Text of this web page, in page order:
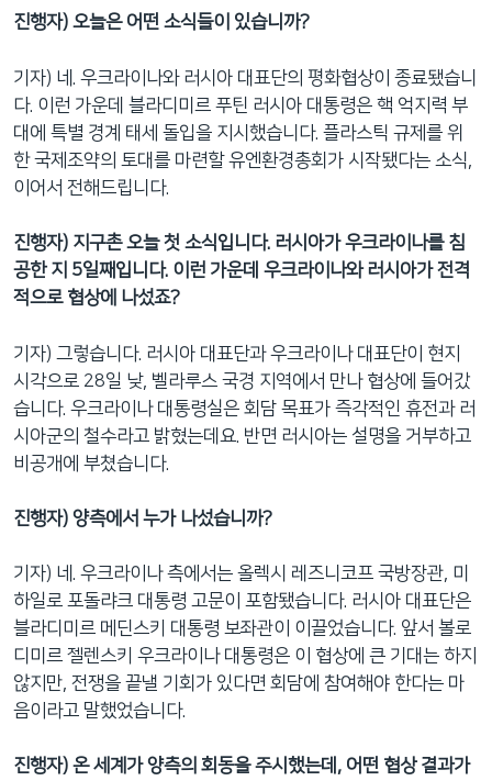
검
으
로
이
등
진행자) 오늘은 어떤 소식들이 있습니까?
기자) 네. 우크라이나와 러시아 대표단의 평화협상이 종료됐습니
다. 이런 가운데 블라디미르 푸틴 러시아 대통령은 핵 억지력 부
대에 특별 경계 태세 돌입을 지시했습니다. 플라스틱 규제를 위
한 국제조약의 토대를 마련할 유엔환경총회가 시작됐다는 소식,
이어서 전해드립니다.
진행자) 지구촌 오늘 첫 소식입니다. 러시아가 우크라이나를 침
공한 지 5일째입니다. 이런 가운데 우크라이나와 러시아가 전격
적으로 협상에 나섰죠?
기자) 그렇습니다. 러시아 대표단과 우크라이나 대표단이 현지
시각으로 28일 낮, 벨라루스 국경 지역에서 만나 협상에 들어갔
습니다. 우크라이나 대통령실은 회담 목표가 즉각적인 휴전과 러
시아군의 철수라고 밝혔는데요. 반면 러시아는 설명을 거부하고
비공개에 부쳤습니다.
진행자) 양측에서 누가 나섰습니까?
기자) 네. 우크라이나 측에서는 올렉시 레즈니코프 국방장관, 미
하일로 포돌랴크 대통령 고문이 포함됐습니다. 러시아 대표단은
블라디미르 메딘스키 대통령 보좌관이 이끌었습니다. 앞서 볼로
디미르 젤렌스키 우크라이나 대통령은 이 협상에 큰 기대는 하지
않지만, 전쟁을 끝낼 기회가 있다면 회담에 참여해야 한다는 마
음이라고 말했었습니다.
진행자) 온 세계가 양측의 회동을 주시했는데, 어떤 협상 결과가